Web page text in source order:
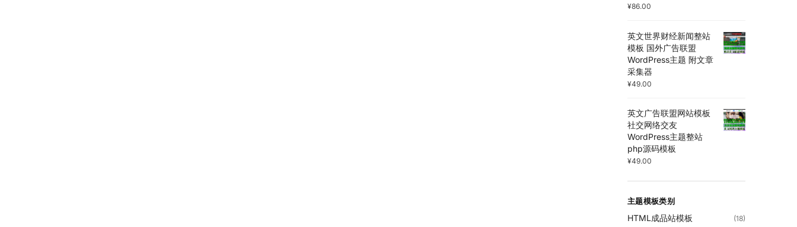
¥86.00
英文世界财经新闻整站
模板 国外广告联盟
WordPress主题 附文章
采集器
¥49.00
英文广告联盟网站模板
社交网络交友
WordPress主题整站
php源码模板
¥49.00
主题模板类别
HTML成品站模板 (18)